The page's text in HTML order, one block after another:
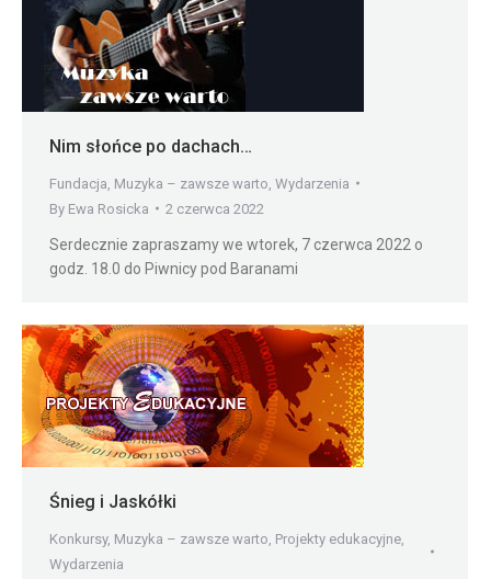
Nim słońce po dachach…
Fundacja Muzyka – zawsze warto Wydarzenia
By Ewa Rosicka 2 czerwca 2022
Serdecznie zapraszamy we wtorek, 7 czerwca 2022 o
godz. 18.0 do Piwnicy pod Baranami
Śnieg i Jaskółki
Konkursy, Muzyka – zawsze warto Projekty edukacyjne
Wydarzenia